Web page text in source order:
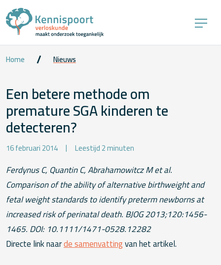
Home Nieuws
Een betere methode om
premature SGA kinderen te
detecteren?
16 februari 2014 Leestijd 2 minuten
Ferdynus C, Quantin C, Abrahamowitcz M et al.
Comparison of the ability of alternative birthweight and
fetal weight standards to identify preterm newborns at
increased risk of perinatal death. BJOG 2013;120:1456-
1465. DOI: 10.1111/1471-0528.12282
Directe link naarde samenvattingvan het artikel.